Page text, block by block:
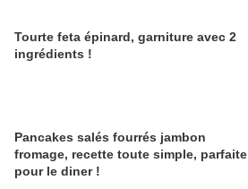
Tourte feta épinard, garniture avec 2
ingrédients !
Pancakes salés fourrés jambon
fromage, recette toute simple, parfaite
pour le diner !